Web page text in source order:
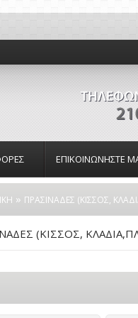
ΕΠΙΚΟΙΝΩΝΗΣΤΕ
» ΠΡΑΣΙΝΑΔΕΣ (ΚΙΣΣΟΣ,
(ΚΙΣΣΟΣ,